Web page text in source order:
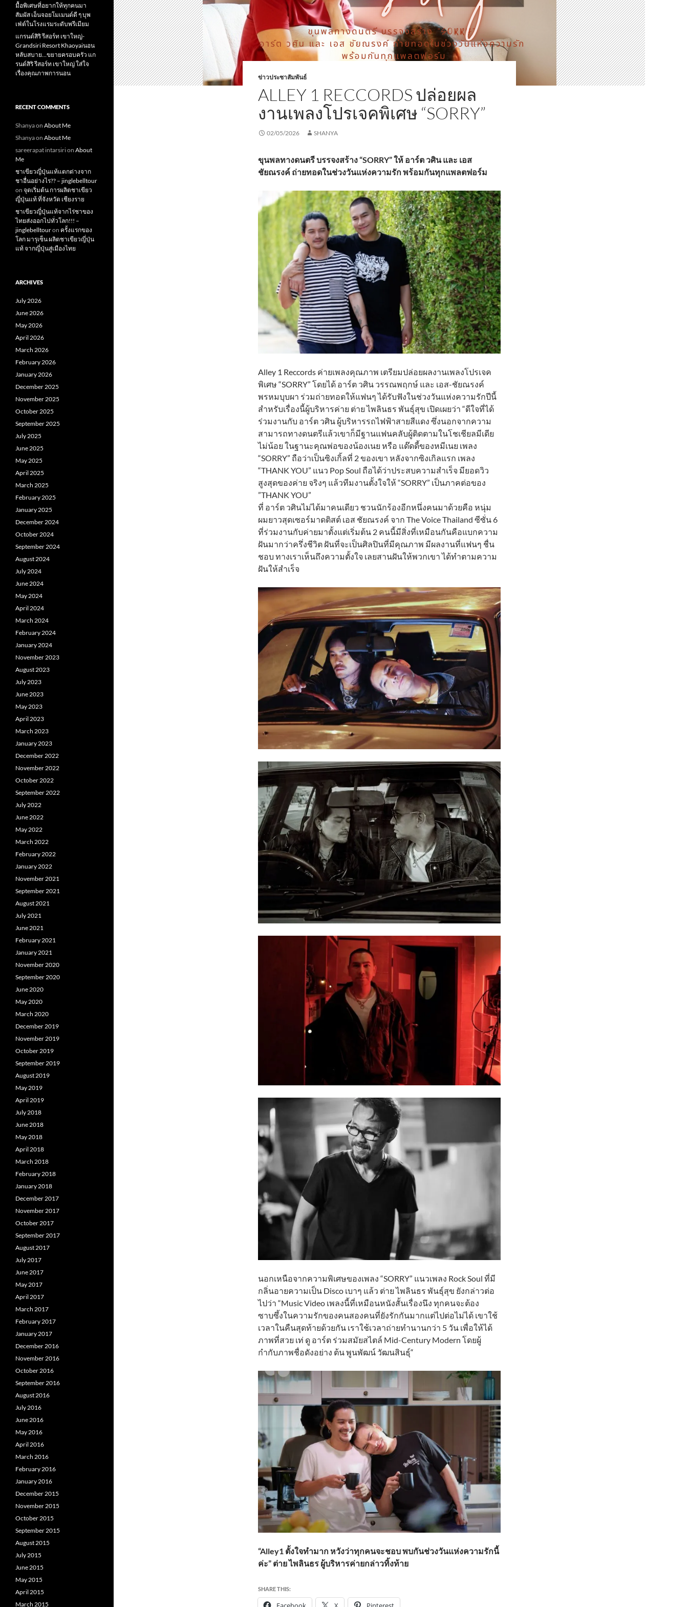
ข่าวประชาสัมพันธ์
ALLEY 1 RECCORDS ปล่อยผล
งานเพลงโปรเจคพิเศษ “SORRY”
02/05/2026 SHANYA
ขุนพลทางดนตรี บรรจงสร้าง “SORRY” ให้ อาร์ต วศิน และ เอส
ชัยณรงค์ ถ่ายทอดในช่วงวันแห่งความรัก พร้อมกันทุกแพลตฟอร์ม
Alley 1 Reccords ค่ายเพลงคุณภาพ เตรียมปล่อยผลงานเพลงโปรเจค
พิเศษ “SORRY” โดยได้ อาร์ต วศิน วรรณพฤกษ์ และ เอส-ชัยณรงค์
พรหมบุบผา ร่วมถ่ายทอดให้แฟนๆ ได้รับฟังในช่วงวันแห่งความรักปีนี้
สำหรับเรื่องนี้ผู้บริหารค่าย ต่าย ไพลินธร พันธุ์สุข เปิดเผยว่า “ดีใจที่ได้
ร่วมงานกับ อาร์ต วศิน ผู้บริหารรถไฟฟ้าสายสีแดง ซึ่งนอกจากความ
สามารถทางดนตรีแล้วเขาก็มีฐานแฟนคลับผู้ติดตามในโชเชียลมีเดีย
ไม่น้อย ในฐานะคุณพ่อของน้องเนย หรือ แด๊ดดี้ของหมีเนย เพลง
“SORRY” ถือว่าเป็นซิงเกิ้ลที่ 2 ของเขา หลังจากซิงเกิลแรก เพลง
“THANK YOU” แนว Pop Soul ถือได้ว่าประสบความสำเร็จ มียอดวิว
สูงสุดของค่าย จริงๆ แล้วทีมงานตั้งใจให้ “SORRY” เป็นภาคต่อของ
”THANK YOU”
ที่ อาร์ต วศินไม่ได้มาคนเดียว ชวนนักร้องอีกหนึ่งคนมาด้วยคือ หนุ่ม
ผมยาวสุดเซอร์มาดติสต์ เอส ชัยณรงค์ จาก The Voice Thailand ซีซั่น 6
ที่ร่วมงานกับค่ายมาตั้งแต่เริ่มต้น 2 คนนี้มีสิ่งที่เหมือนกันคือแบกความ
ฝันมากว่าครึ่งชีวิต ฝันที่จะเป็นศิลปินที่มีคุณภาพ มีผลงานที่แฟนๆ ชื่น
ชอบ ทางเราเห็นถึงความตั้งใจ เลยสานฝันให้พวกเขา ได้ทำตามความ
ฝันให้สำเร็จ
นอกเหนือจากความพิเศษของเพลง “SORRY” แนวเพลง Rock Soul ที่มี
กลิ่นอายความเป็น Disco เบาๆ แล้ว ต่าย ไพลินธร พันธุ์สุข ยังกล่าวต่อ
ไปว่า “Music Video เพลงนี้ที่เหมือนหนังสั้นเรื่องนึง ทุกคนจะต้อง
ซาบซึ้งในความรักของคนสองคนที่ยังรักกันมากแต่ไปต่อไม่ได้ เขาใช้
เวลาในคืนสุดท้ายด้วยกัน เราใช้เวลาถ่ายทำนานกว่า 5 วัน เพื่อให้ได้
ภาพที่สวย เท่ ดู อาร์ต ร่วมสมัยสไตล์ Mid-Century Modern โดยผู้
กำกับภาพชื่อดังอย่าง ต้น พูนพัฒน์ วัฒนสินธุ์“
“Alley1 ตั้งใจทำมาก หวังว่าทุกคนจะชอบ พบกันช่วงวันแห่งความรักนี้
ค่ะ” ต่าย ไพลินธร ผู้บริหารค่ายกล่าวทิ้งท้าย
SHARE THIS:
มื้อพิเศษที่อยากให้ทุกคนมา
สัมผัส เอ็นจอยโมเมนต์ดี ๆ บุพ
เฟ่ต์ในโรงแรมระดับพรีเมียม
แกรนด์สิริ​ รีสอร์ท​ เขาใหญ่​-
Grandsiri​ Resort​ Khaoyaiนอน
หลับสบาย…ขยายครอบครัว แก
รนด์สิริ รีสอร์ท เขาใหญ่ ใส่ใจ
เรื่องคุณภาพการนอน
RECENT COMMENTS
Shanyaon About Me
Shanyaon About Me
sareerapat intarsirion About
Me
ชาเขียวญี่ปุ่นแท้แตกต่างจาก
ชาอื่นอย่างไร?? – jinglebelltour
on จุดเริ่มต้น การผลิตชาเขียว
ญี่ปุ่นแท้ ที่จังหวัด เชียงราย
ชาเขียวญี่ปุ่นแท้จากไร่ชาของ
ไทยส่งออกไปทั่วโลก!!! –
jinglebelltouron ครั้งแรกของ
โลก มารุเซ็น ผลิตชาเขียวญี่ปุ่น
แท้ จากญี่ปุ่นสู่เมืองไทย
ARCHIVES
July 2026
June 2026
May 2026
April 2026
March 2026
February 2026
January 2026
December 2025
November 2025
October 2025
September 2025
July 2025
June 2025
May 2025
April 2025
March 2025
February 2025
January 2025
December 2024
October 2024
September 2024
August 2024
July 2024
June 2024
May 2024
April 2024
March 2024
February 2024
January 2024
November 2023
August 2023
July 2023
June 2023
May 2023
April 2023
March 2023
January 2023
December 2022
November 2022
October 2022
September 2022
July 2022
June 2022
May 2022
March 2022
February 2022
January 2022
November 2021
September 2021
August 2021
July 2021
June 2021
February 2021
January 2021
November 2020
September 2020
June 2020
May 2020
March 2020
December 2019
November 2019
October 2019
September 2019
August 2019
May 2019
April 2019
July 2018
June 2018
May 2018
April 2018
March 2018
February 2018
January 2018
December 2017
November 2017
October 2017
September 2017
August 2017
July 2017
June 2017
May 2017
April 2017
March 2017
February 2017
January 2017
December 2016
November 2016
October 2016
September 2016
August 2016
July 2016
June 2016
May 2016
April 2016
March 2016
February 2016
January 2016
December 2015
November 2015
October 2015
September 2015
August 2015
July 2015
June 2015
May 2015
April 2015
March 2015